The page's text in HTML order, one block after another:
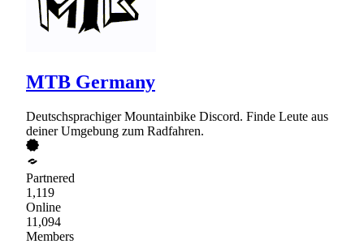
MTB Germany
Deutschsprachiger Mountainbike Discord. Finde Leute aus
deiner Umgebung zum Radfahren.
Partnered
1,119
Online
11,094
Members